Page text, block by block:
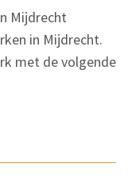
Mijdrecht
in Mijdrecht.
met de volgende